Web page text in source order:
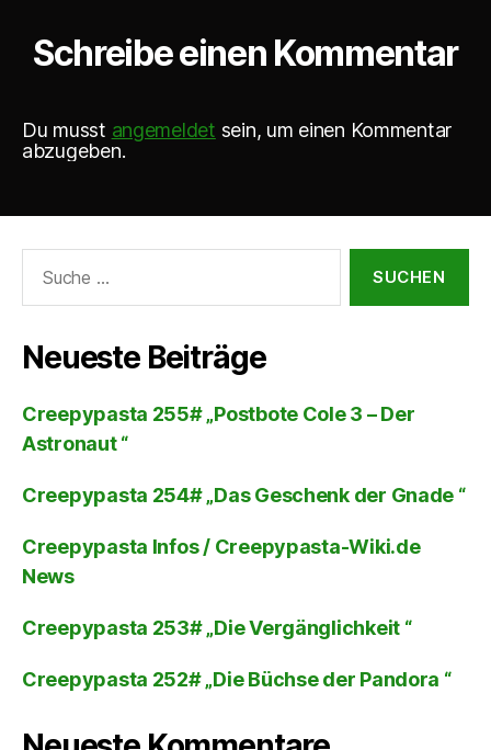
Schreibe einen Kommentar
Du musst angemeldet sein, um einen Kommentar
abzugeben.
nach:
Neueste Beiträge
Creepypasta 255# „Postbote Cole 3 – Der
Astronaut “
Creepypasta 254# „Das Geschenk der Gnade “
Creepypasta Infos / Creepypasta-Wiki.de
News
Creepypasta 253# „Die Vergänglichkeit “
Creepypasta 252# „Die Büchse der Pandora “